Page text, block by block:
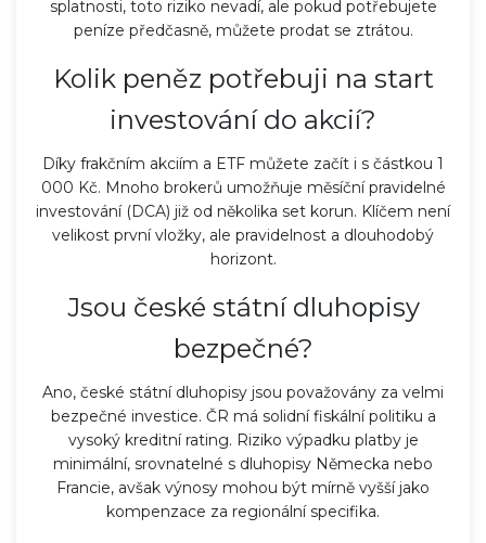
splatnosti, toto riziko nevadí, ale pokud potřebujete
peníze předčasně, můžete prodat se ztrátou.
Kolik peněz potřebuji na start
investování do akcií?
Díky frakčním akciím a ETF můžete začít i s částkou 1
000 Kč. Mnoho brokerů umožňuje měsíční pravidelné
investování (DCA) již od několika set korun. Klíčem není
velikost první vložky, ale pravidelnost a dlouhodobý
horizont.
Jsou české státní dluhopisy
bezpečné?
Ano, české státní dluhopisy jsou považovány za velmi
bezpečné investice. ČR má solidní fiskální politiku a
vysoký kreditní rating. Riziko výpadku platby je
minimální, srovnatelné s dluhopisy Německa nebo
Francie, avšak výnosy mohou být mírně vyšší jako
kompenzace za regionální specifika.